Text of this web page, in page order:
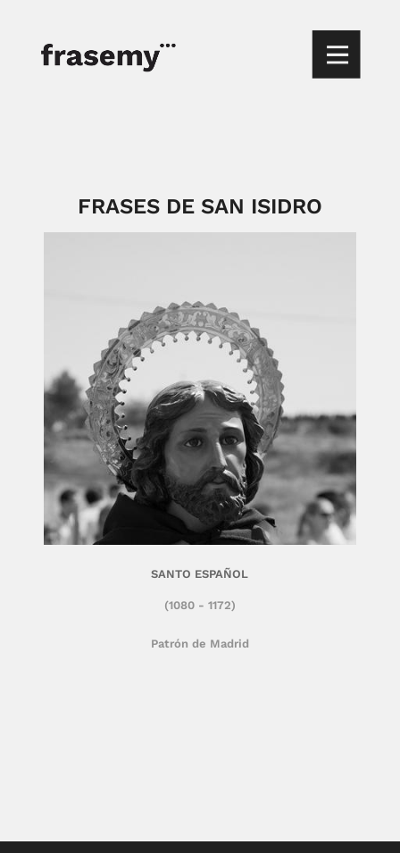
FRASES DE SAN ISIDRO
Patrón de Madrid
(1080 - 1172)
SANTO ESPAÑOL